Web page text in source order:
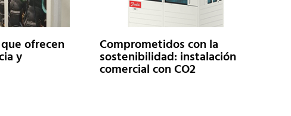
ofrecen
y
Comprometidos con la
sostenibilidad: instalación
comercial con CO2